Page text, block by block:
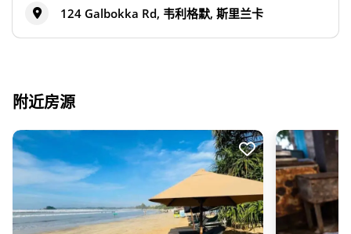
124 Galbokka Rd, 韦利格默, 斯里兰卡
附近房源